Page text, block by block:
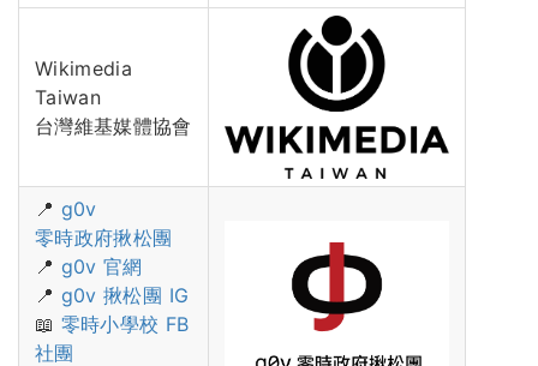
Wikimedia
Taiwan
台灣維基媒體協會
📍 g0v
零時政府揪松團
📍 g0v 官網
📍 g0v 揪松團 IG
📖 零時小學校 FB
社團